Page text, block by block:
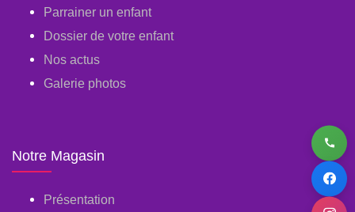
Parrainer un enfant
Dossier de votre enfant
Nos actus
Galerie photos
Notre Magasin
Présentation